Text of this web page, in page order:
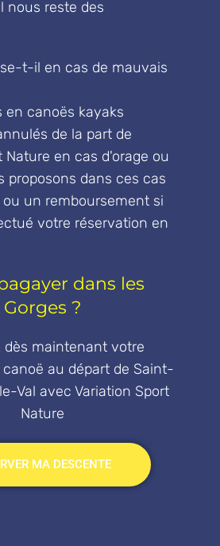
nous reste des
t-il en cas de mauvais
en canoës kayaks
de la part de
Nature en cas d'orage ou
proposons dans ces cas
un remboursement si
votre réservation en
dans les
Gorges ?
dès maintenant votre
au départ de Saint-
Val avec Variation Sport
Nature
MA DESCENTE